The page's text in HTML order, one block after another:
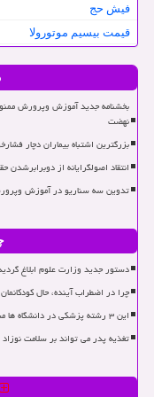
فیش حج
قیمت بیسیم موتورولا
بخشنامه جدید آموزش وپرورش
نهضت
بزرگترین اشتباه بیماران دچار
انتقاد اصولگرایانه از دوبرابرشدن
تدوین سه سناریو در آموزش
دستور جدید وزارت علوم ابلاغ
چرا در اضطراب آینده، حال
این ۳ رشته پزشکی در دانشگاه ها مشتری ندارد!
تغذیه پدر می تواند بر سلامت نوزاد